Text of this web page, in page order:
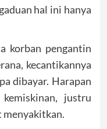
hal ini hanya
korban pengantin
kecantikannya
dibayar. Harapan
justru
menyakitkan.